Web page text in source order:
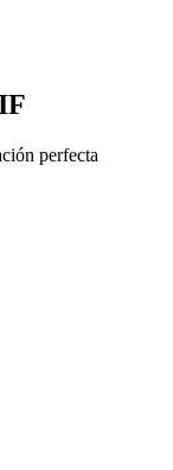
perfecta